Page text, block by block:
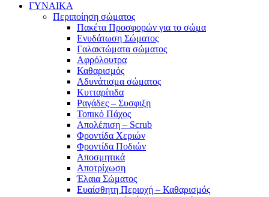
ΓΥΝΑΙΚΑ
Περιποίηση σώματος
Πακέτα Προσφορών για το σώμα
Ενυδάτωση Σώματος
Γαλακτώματα σώματος
Αφρόλουτρα
Καθαρισμός
Αδυνάτισμα σώματος
Κυτταρίτιδα
Ραγάδες – Συσφιξη
Τοπικό Πάχος
Απολέπιση – Scrub
Φροντίδα Χεριών
Φροντίδα Ποδιών
Αποσμητικά
Αποτρίχωση
Έλαια Σώματος
Ευαίσθητη Περιοχή – Καθαρισμός